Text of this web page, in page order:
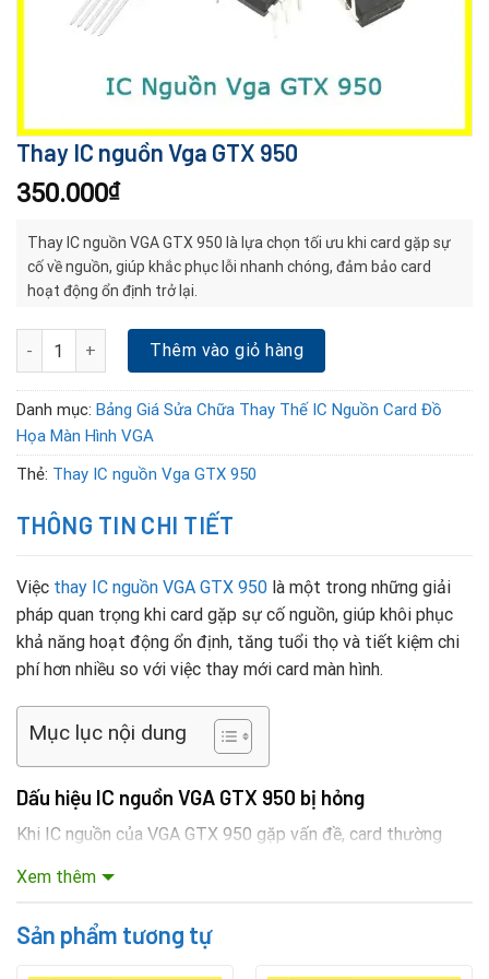
Thay IC nguồn Vga GTX 950
350.000₫
Thay IC nguồn VGA GTX 950 là lựa chọn tối ưu khi card gặp sự
cố về nguồn, giúp khắc phục lỗi nhanh chóng, đảm bảo card
hoạt động ổn định trở lại.
Thay IC nguồn Vga GTX 950 số lượng
Thêm vào giỏ hàng
Danh mục: Bảng Giá Sửa Chữa Thay Thế IC Nguồn Card Đồ
Họa Màn Hình VGA
Thẻ: Thay IC nguồn Vga GTX 950
THÔNG TIN CHI TIẾT
Việc thay IC nguồn VGA GTX 950 là một trong những giải
pháp quan trọng khi card gặp sự cố nguồn, giúp khôi phục
khả năng hoạt động ổn định, tăng tuổi thọ và tiết kiệm chi
phí hơn nhiều so với việc thay mới card màn hình.
Mục lục nội dung
Dấu hiệu IC nguồn VGA GTX 950 bị hỏng
Khi IC nguồn của VGA GTX 950 gặp vấn đề, card thường
hiển thị.
Xem thêm
Sản phẩm tương tự